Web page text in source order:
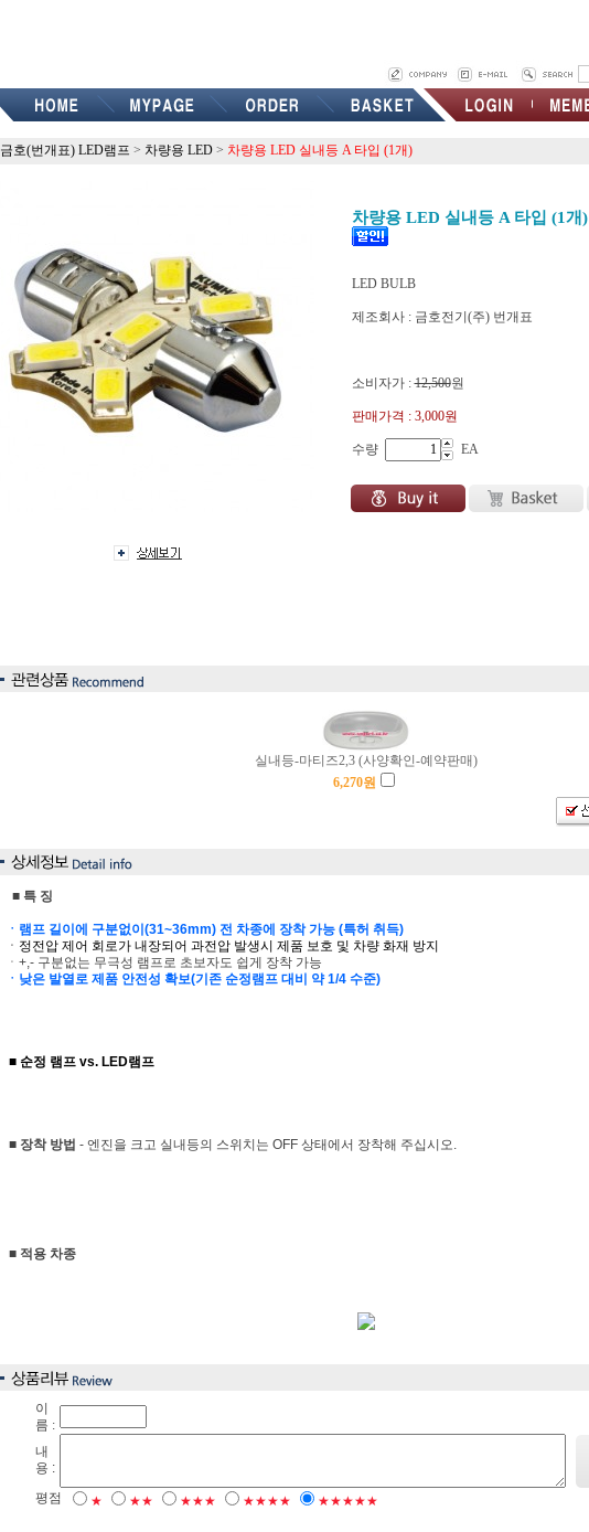
금호(번개표) LED램프 > 차량용 LED > 차량용 LED 실내등 A 타입 (1개)
차량용 LED 실내등 A 타입 (1개)
LED BULB
제조회사 : 금호전기(주) 번개표
소비자가 :12,500원
판매가격 : 3,000원
수량 EA
실내등-마티즈2,3 (사양확인-예약판매)
6,270원
■ 특 징
ㆍ램프 길이에 구분없이(31~36mm) 전 차종에 장착 가능 (특허 취득)
ㆍ정전압 제어 회로가 내장되어 과전압 발생시 제품 보호 및 차량 화재 방지
ㆍ+,- 구분없는 무극성 램프로 초보자도 쉽게 장착 가능
ㆍ낮은 발열로 제품 안전성 확보(기존 순정램프 대비 약 1/4 수준)
■ 순정 램프 vs. LED램프
■ 장착 방법 - 엔진을 크고 실내등의 스위치는 OFF 상태에서 장착해 주십시오.
■ 적용 차종
이
름 :
내
용 :
평점
★ ★★ ★★★ ★★★★ ★★★★★